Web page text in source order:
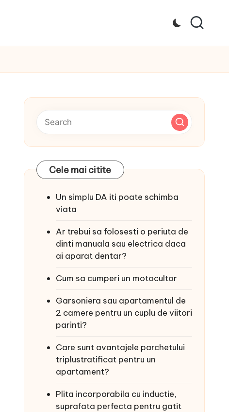
Cele mai citite
Un simplu DA iti poate schimba
viata
Ar trebui sa folosesti o periuta de
dinti manuala sau electrica daca
ai aparat dentar?
Cum sa cumperi un motocultor
Garsoniera sau apartamentul de
2 camere pentru un cuplu de viitori
parinti?
Care sunt avantajele parchetului
triplustratificat pentru un
apartament?
Plita incorporabila cu inductie,
suprafata perfecta pentru gatit